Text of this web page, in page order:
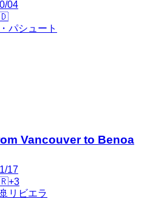
04
パシュート
Vancouver to Benoa
17
+3
🚢 リビエラ